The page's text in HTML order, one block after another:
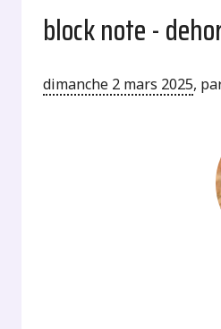
block note -
dimanche 2 mars 2025,